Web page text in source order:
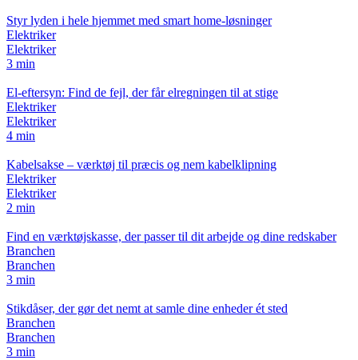
Styr lyden i hele hjemmet med smart home-løsninger
Elektriker
Elektriker
3 min
El-eftersyn: Find de fejl, der får elregningen til at stige
Elektriker
Elektriker
4 min
Kabelsakse – værktøj til præcis og nem kabelklipning
Elektriker
Elektriker
2 min
Find en værktøjskasse, der passer til dit arbejde og dine redskaber
Branchen
Branchen
3 min
Stikdåser, der gør det nemt at samle dine enheder ét sted
Branchen
Branchen
3 min